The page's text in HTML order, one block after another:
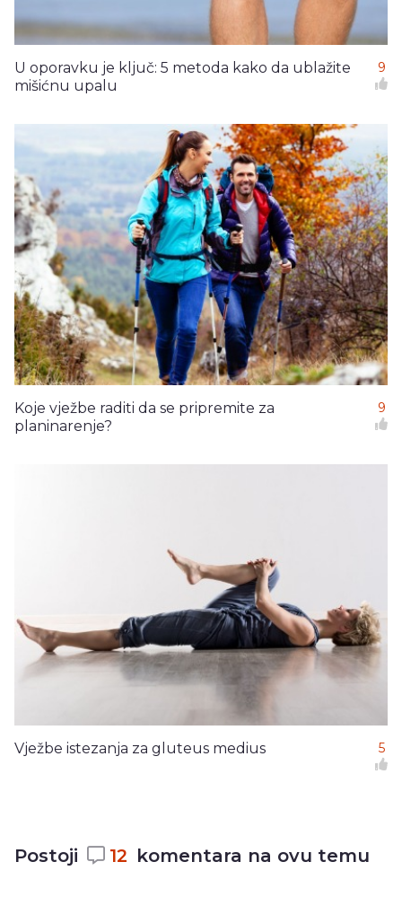
U oporavku je ključ: 5 metoda kako da ublažite
mišićnu upalu
9
Koje vježbe raditi da se pripremite za
planinarenje?
9
Vježbe istezanja za gluteus medius 5
Postoji 12 komentara na ovu temu